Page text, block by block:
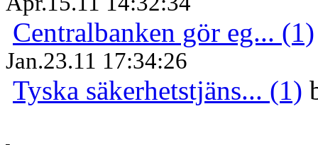
Centralbanken gör eg... (1)
Jan.23.11 17:34:26
Tyska säkerhetstjäns... (1)